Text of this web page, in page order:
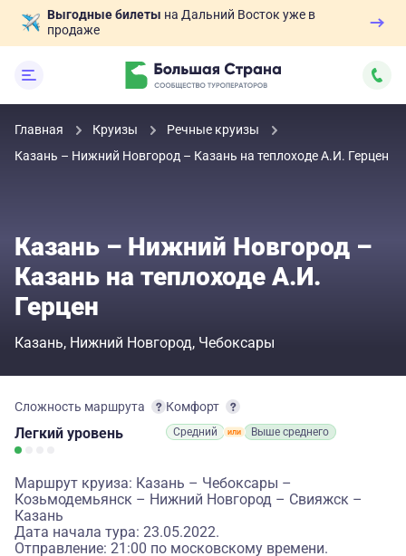
Выгодные билеты на Дальний Восток уже в
продаже
Главная Круизы
Речные круизы
Казань – Нижний Новгород – Казань на теплоходе А.И. Герцен
Казань – Нижний Новгород –
Казань на теплоходе А.И.
Герцен
Казань Нижний Новгород Чебоксары
Сложность маршрута
Легкий уровень
Комфорт
Средний Выше среднего
Маршрут круиза: Казань – Чебоксары –
Козьмодемьянск – Нижний Новгород – Свияжск –
Казань
Дата начала тура: 23.05.2022.
Отправление: 21:00 по московскому времени.